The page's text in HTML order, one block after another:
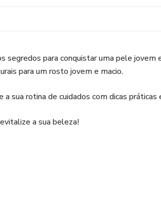
segredos para conquistar uma pele
para um rosto jovem e macio.
a sua rotina de cuidados com dicas práticas
a sua beleza!